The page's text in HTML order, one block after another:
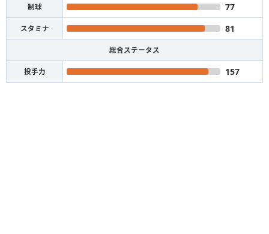
制球 77
スタミナ 81
総合ステータス
投手力 157